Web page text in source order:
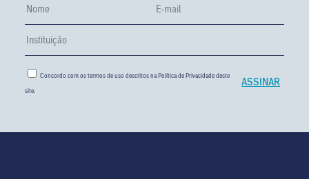
Concordo com os termos de uso descritos naPolítica de Privacidadedeste
site.